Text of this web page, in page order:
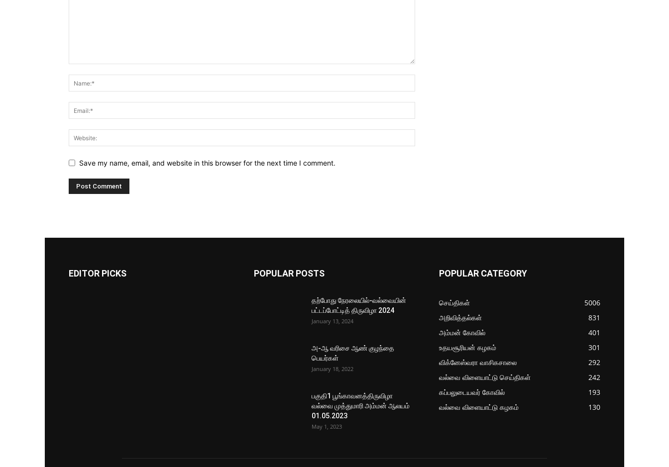
Save my name, email, and website in this browser for the next time I comment.
EDITOR PICKS POPULAR POSTS
தற்போது நேரலையில்-வல்வையின்
பட்டப்போட்டித் திருவிழா 2024
January 13, 2024
அ-ஆ வரிசை ஆண் குழந்தை
பெயர்கள்
January 18, 2022
பகுதி1 பூங்காவனத்திருவிழா
வல்வை முத்துமாரி அம்மன் ஆலயம்
01.05.2023
May 1, 2023
POPULAR CATEGORY
செய்திகள்
5006
அறிவித்தல்கள்
831
அம்மன் கோவில்
401
உதயசூரியன் கழகம்
301
விக்னேஸ்வரா வாசிகசாலை
292
வல்வை விளையாட்டு செய்திகள்
242
கப்பலுடையவர் கோவில்
193
வல்வை விளையாட்டு கழகம்
130